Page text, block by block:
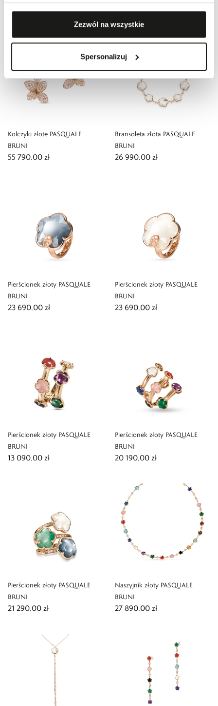
Zezwól na wszystkie
Spersonalizuj
Kolczyki złote PASQUALE
BRUNI
55 790,00 zł
Bransoleta złota PASQUALE
BRUNI
26 990,00 zł
Pierścionek złoty PASQUALE
BRUNI
23 690,00 zł
Pierścionek złoty PASQUALE
BRUNI
23 690,00 zł
Pierścionek złoty PASQUALE
BRUNI
13 090,00 zł
Pierścionek złoty PASQUALE
BRUNI
20 190,00 zł
Pierścionek złoty PASQUALE
BRUNI
21 290,00 zł
Naszyjnik złoty PASQUALE
BRUNI
27 890,00 zł